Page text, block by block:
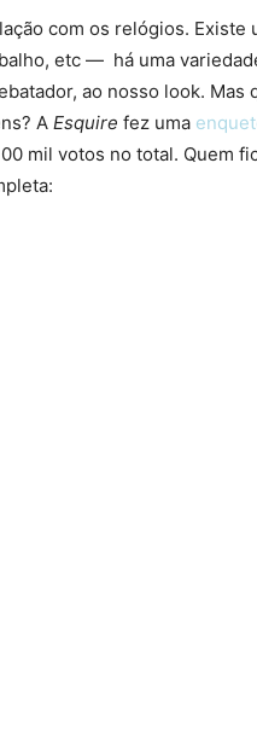
com os relógios. Existe
etc — há uma
ao nosso look. Mas
A Esquire fez uma
mil votos no total. Quem